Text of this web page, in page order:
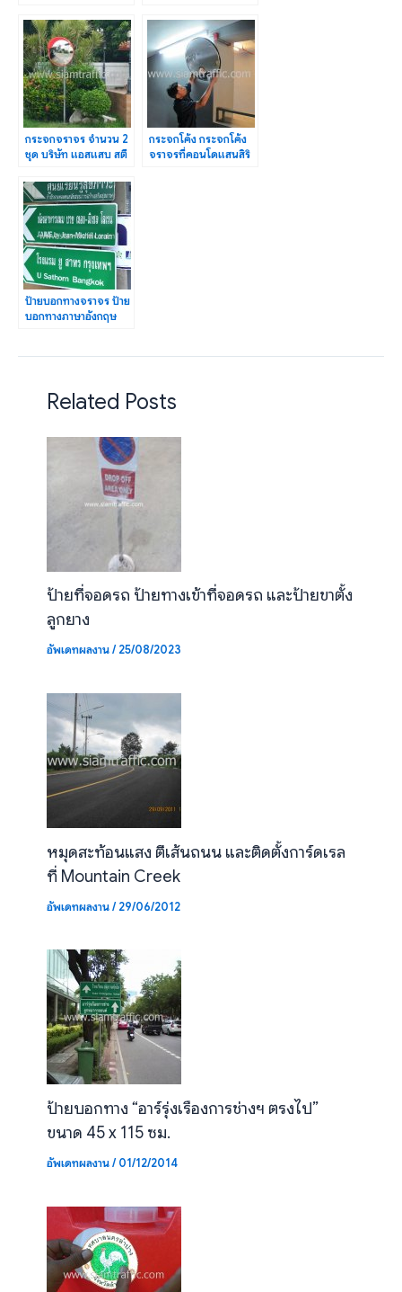
กระจกจราจร จำนวน 2
ชุด บริษัท แอสแสบ สตี
กระจกโค้ง กระจกโค้ง
จราจรที่คอนโดแสนสิริ
ป้ายบอกทางจราจร ป้าย
บอกทางภาษาอังกฤษ
Related Posts
ป้ายที่จอดรถ ป้ายทางเข้าที่จอดรถ และป้ายขาตั้ง
ลูกยาง
อัพเดทผลงาน/25/08/2023
หมุดสะท้อนแสง ตีเส้นถนน และติดตั้งการ์ดเรล
ที่ Mountain Creek
อัพเดทผลงาน/29/06/2012
ป้ายบอกทาง “อาร์รุ่งเรืองการช่างฯ ตรงไป”
ขนาด 45 x 115 ซม.
อัพเดทผลงาน/01/12/2014